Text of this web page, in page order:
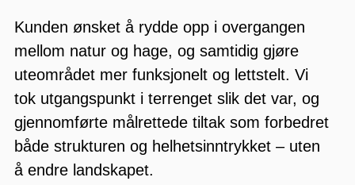
Kunden ønsket å rydde opp i overgangen
mellom natur og hage, og samtidig gjøre
uteområdet mer funksjonelt og lettstelt. Vi
tok utgangspunkt i terrenget slik det var, og
gjennomførte målrettede tiltak som forbedret
både strukturen og helhetsinntrykket – uten
å endre landskapet.